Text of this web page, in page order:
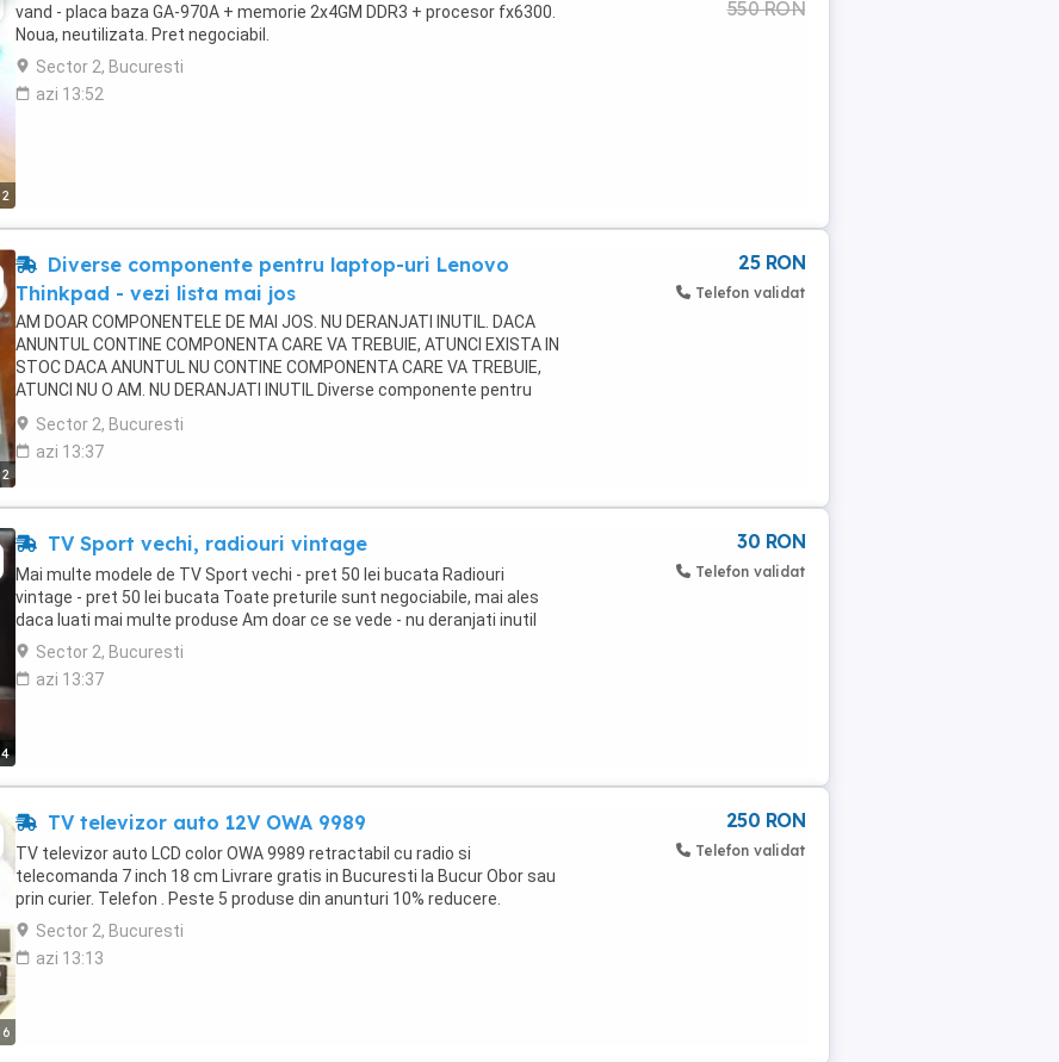
2
vand - placa baza GA-970A + memorie 2x4GM DDR3 + procesor fx6300.
Noua, neutilizata. Pret negociabil.
Sector 2, Bucuresti
azi 13:52
550 RON
2
Diverse componente pentru laptop-uri Lenovo
Thinkpad - vezi lista mai jos
AM DOAR COMPONENTELE DE MAI JOS. NU DERANJATI INUTIL. DACA
ANUNTUL CONTINE COMPONENTA CARE VA TREBUIE, ATUNCI EXISTA IN
STOC DACA ANUNTUL NU CONTINE COMPONENTA CARE VA TREBUIE,
ATUNCI NU O AM. NU DERANJATI INUTIL Diverse componente pentru
laptop-uri Lenovo Thinkpad - vezi lista mai jos 1. LENOVO THINKPAD ...
Sector 2, Bucuresti
azi 13:37
25 RON
Telefon validat
4
TV Sport vechi, radiouri vintage
Mai multe modele de TV Sport vechi - pret 50 lei bucata Radiouri
vintage - pret 50 lei bucata Toate preturile sunt negociabile, mai ales
daca luati mai multe produse Am doar ce se vede - nu deranjati inutil
Sector 2, Bucuresti
azi 13:37
30 RON
Telefon validat
6
TV televizor auto 12V OWA 9989
TV televizor auto LCD color OWA 9989 retractabil cu radio si
telecomanda 7 inch 18 cm Livrare gratis in Bucuresti la Bucur Obor sau
prin curier. Telefon . Peste 5 produse din anunturi 10% reducere.
Sector 2, Bucuresti
azi 13:13
250 RON
Telefon validat